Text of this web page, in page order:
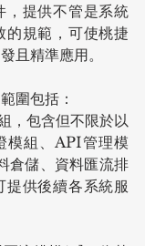
，提供不管是系統
的規範，可使桃捷
且精準應用。
圍包括：
，包含但不限於以
模組、API管理模
倉儲、資料匯流排
供後續各系統服